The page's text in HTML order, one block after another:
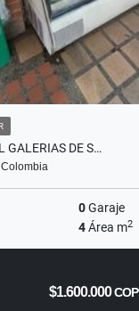
GALERIAS DE S…
0Garaje
4Área m2
$1.600.000COP